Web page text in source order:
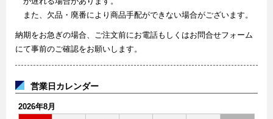
また、欠品・廃番により商品手配ができない場合がございます。
納期をお急ぎの場合、ご注文前にお電話もしくはお問合せフォーム
にて事前のご確認をお願いします。
営業日カレンダー
2026年8月